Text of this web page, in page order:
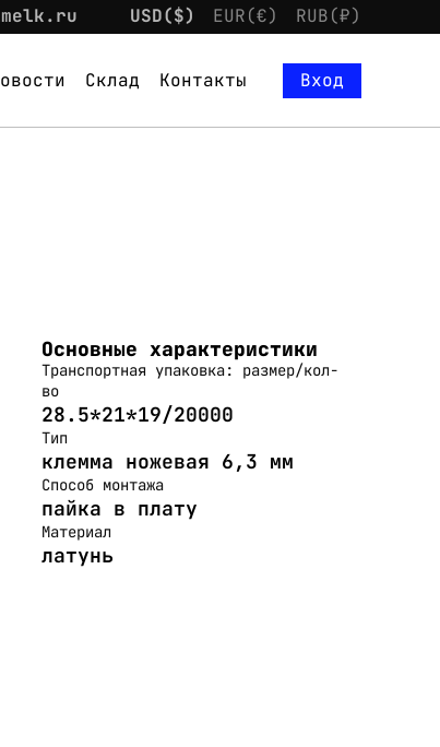
USD($) EUR(€) RUB(₽)
Склад Контакты
Вход
Основные характеристики
Транспортная упаковка: размер/кол-
во
28.5*21*19/20000
Тип
клемма ножевая 6,3 мм
Способ монтажа
пайка в плату
Материал
латунь